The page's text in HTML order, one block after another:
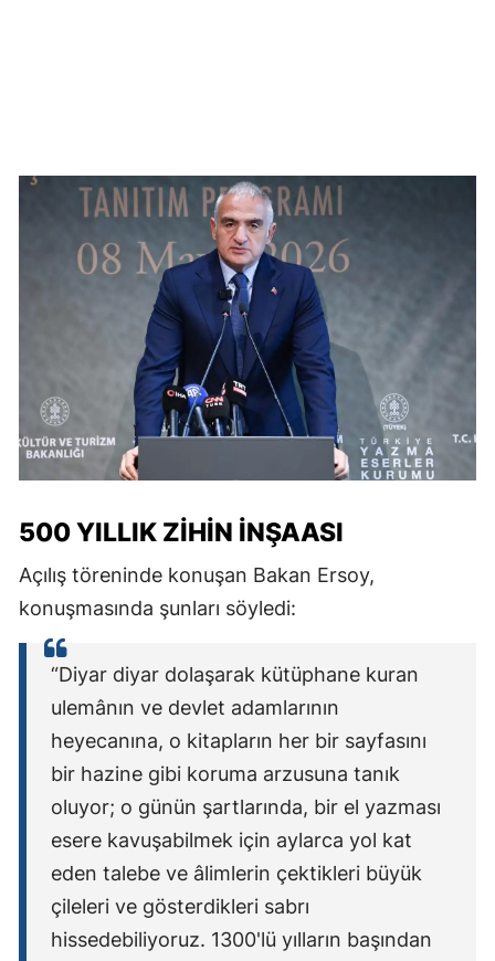
500 YILLIK ZIHIN INŞAASI
Açılış töreninde konuşan Bakan Ersoy,
konuşmasında şunları söyledi:
“Diyar diyar dolaşarak kütüphane kuran
ulemânın ve devlet adamlarının
heyecanına, o kitapların her bir sayfasını
bir hazine gibi koruma arzusuna tanık
oluyor; o günün şartlarında, bir el yazması
esere kavuşabilmek için aylarca yol kat
eden talebe ve âlimlerin çektikleri büyük
çileleri ve gösterdikleri sabrı
hissedebiliyoruz. 1300'lü yılların başından